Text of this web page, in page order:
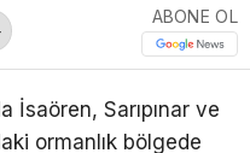
ABONE OL
İsaören, Sarıpınar ve
ormanlık bölgede